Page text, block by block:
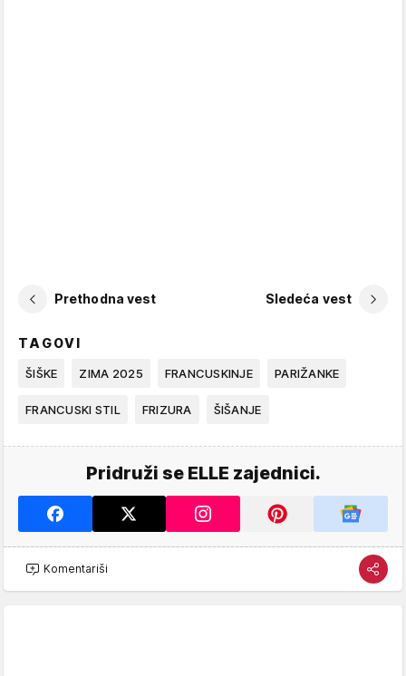
Prethodna vest Sledeća vest
TAGOVI
ŠIŠKE ZIMA 2025 FRANCUSKINJE PARIŽANKE
FRANCUSKI STIL FRIZURA ŠIŠANJE
Pridruži se ELLE zajednici.
Komentariši